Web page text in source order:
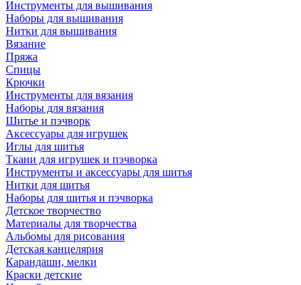
Инструменты для вышивания
Наборы для вышивания
Нитки для вышивания
Вязание
Пряжа
Спицы
Крючки
Инструменты для вязания
Наборы для вязания
Шитье и пэчворк
Аксессуары для игрушек
Иглы для шитья
Ткани для игрушек и пэчворка
Инструменты и аксессуары для шитья
Нитки для шитья
Наборы для шитья и пэчворка
Детское творчество
Материалы для творчества
Альбомы для рисования
Детская канцелярия
Карандаши, мелки
Краски детские